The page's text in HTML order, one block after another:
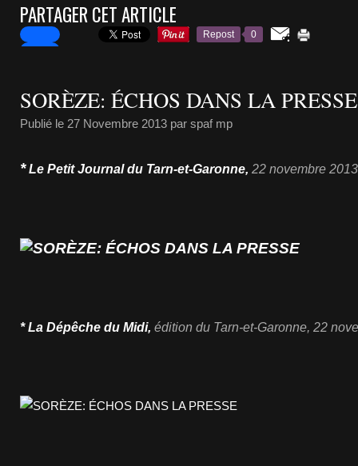
PARTAGER CET ARTICLE
Repost 0
SORÈZE: ÉCHOS DANS LA PRESSE
Publié le 27 Novembre 2013 par spaf mp
*Le Petit Journal du Tarn-et-Garonne, 22 novembre 2013
* La Dépêche du Midi, édition du Tarn-et-Garonne, 22